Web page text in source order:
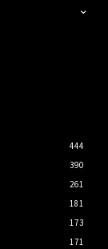
444
390
261
181
173
171